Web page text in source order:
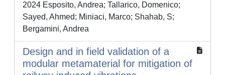
2024 Esposito, Andrea; Tallarico, Domenico;
Sayed, Ahmed; Miniaci, Marco; Shahab, S;
Bergamini, Andrea
Design and in field validation of a
modular metamaterial for mitigation of